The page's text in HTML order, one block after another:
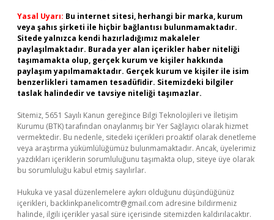
Yasal Uyarı: Bu internet sitesi, herhangi bir marka, kurum
veya şahıs şirketi ile hiçbir bağlantısı bulunmamaktadır.
Sitede yalnızca kendi hazırladığımız makaleler
paylaşılmaktadır. Burada yer alan içerikler haber niteliği
taşımamakta olup, gerçek kurum ve kişiler hakkında
paylaşım yapılmamaktadır. Gerçek kurum ve kişiler ile isim
benzerlikleri tamamen tesadüfidir. Sitemizdeki bilgiler
taslak halindedir ve tavsiye niteliği taşımazlar.
Sitemiz, 5651 Sayılı Kanun gereğince Bilgi Teknolojileri ve İletişim
Kurumu (BTK) tarafından onaylanmış bir Yer Sağlayıcı olarak hizmet
vermektedir. Bu nedenle, sitedeki içerikleri proaktif olarak denetleme
veya araştırma yükümlülüğümüz bulunmamaktadır. Ancak, üyelerimiz
yazdıkları içeriklerin sorumluluğunu taşımakta olup, siteye üye olarak
bu sorumluluğu kabul etmiş sayılırlar.
Hukuka ve yasal düzenlemelere aykırı olduğunu düşündüğünüz
içerikleri, backlinkpanelicomtr@gmail.com adresine bildirmeniz
halinde, ilgili içerikler yasal süre içerisinde sitemizden kaldırılacaktır.